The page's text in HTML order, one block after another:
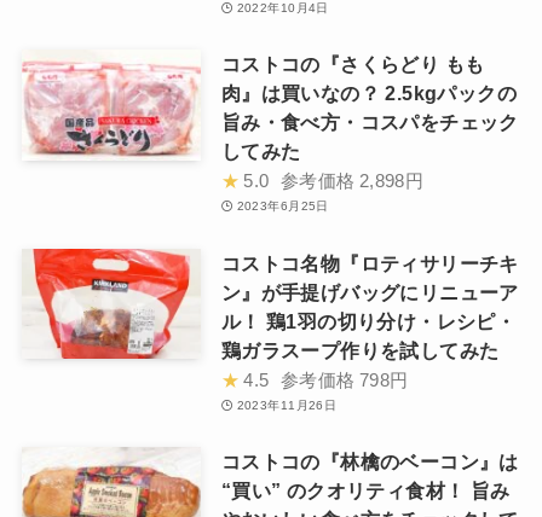
2022年10月4日
コストコの『さくらどり もも
肉』は買いなの？ 2.5kgパックの
旨み・食べ方・コスパをチェック
してみた
★ 5.0 参考価格 2,898円
2023年6月25日
コストコ名物『ロティサリーチキ
ン』が手提げバッグにリニューア
ル！ 鶏1羽の切り分け・レシピ・
鶏ガラスープ作りを試してみた
★ 4.5 参考価格 798円
2023年11月26日
コストコの『林檎のベーコン』は
“買い” のクオリティ食材！ 旨み